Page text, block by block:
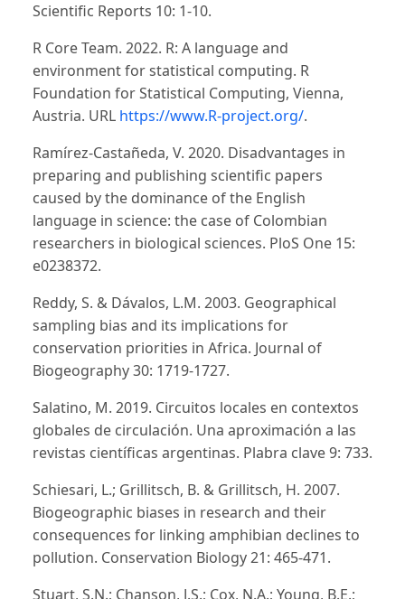
Scientific Reports 10: 1-10.
R Core Team. 2022. R: A language and
environment for statistical computing. R
Foundation for Statistical Computing, Vienna,
Austria. URL https://www.R-project.org/.
Ramírez-Castañeda, V. 2020. Disadvantages in
preparing and publishing scientific papers
caused by the dominance of the English
language in science: the case of Colombian
researchers in biological sciences. PloS One 15:
e0238372.
Reddy, S. & Dávalos, L.M. 2003. Geographical
sampling bias and its implications for
conservation priorities in Africa. Journal of
Biogeography 30: 1719-1727.
Salatino, M. 2019. Circuitos locales en contextos
globales de circulación. Una aproximación a las
revistas científicas argentinas. Plabra clave 9: 733.
Schiesari, L.; Grillitsch, B. & Grillitsch, H. 2007.
Biogeographic biases in research and their
consequences for linking amphibian declines to
pollution. Conservation Biology 21: 465-471.
Stuart, S.N.; Chanson, J.S.; Cox, N.A.; Young, B.E.;